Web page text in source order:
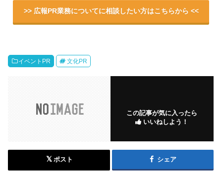
>> 広報PR業務についてに相談したい方はこちらから <<
イベントPR 文化PR
この記事が気に入ったら
いいねしよう！
ポスト シェア